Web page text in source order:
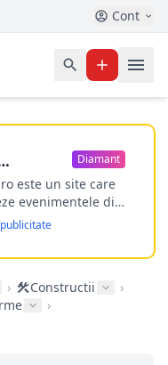
Cont
Diamant
este un site care
evenimentele din
sa puna la
cea mai
a
› Constructii
›
›